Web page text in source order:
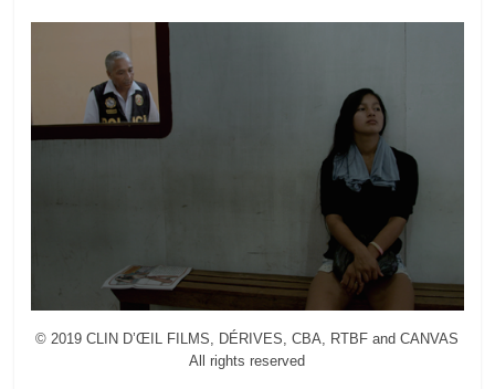
© 2019 CLIN D’ŒIL FILMS, DÉRIVES, CBA, RTBF and CANVAS
All rights reserved